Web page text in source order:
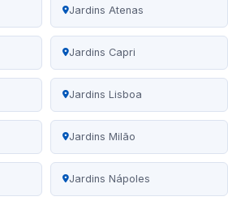
Jardins Atenas
Jardins Capri
Jardins Lisboa
Jardins Milão
Jardins Nápoles